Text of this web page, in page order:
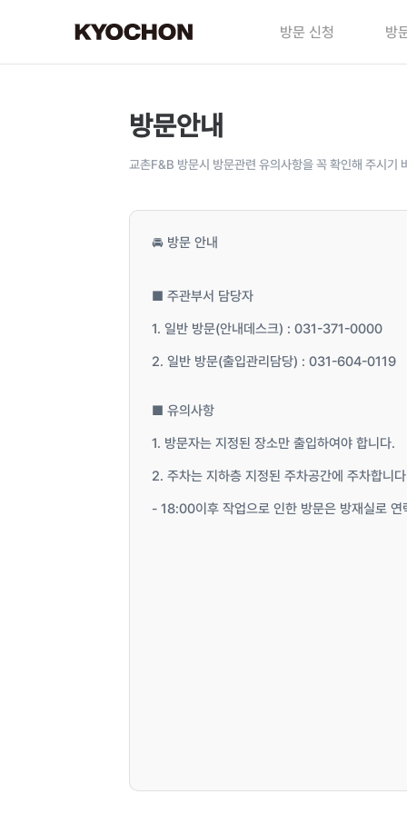
방문 신청 방
방문안내
교촌F&B 방문시 방문관련 유의사항을 꼭 확인해 주시기